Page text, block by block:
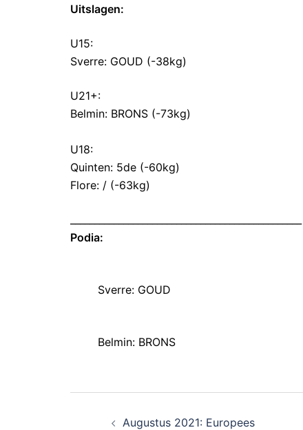
Uitslagen:
U15:
Sverre: GOUD (-38kg)
U21+:
Belmin: BRONS (-73kg)
U18:
Quinten: 5de (-60kg)
Flore: / (-63kg)
Podia:
Sverre: GOUD
Belmin: BRONS
Augustus 2021: Europees